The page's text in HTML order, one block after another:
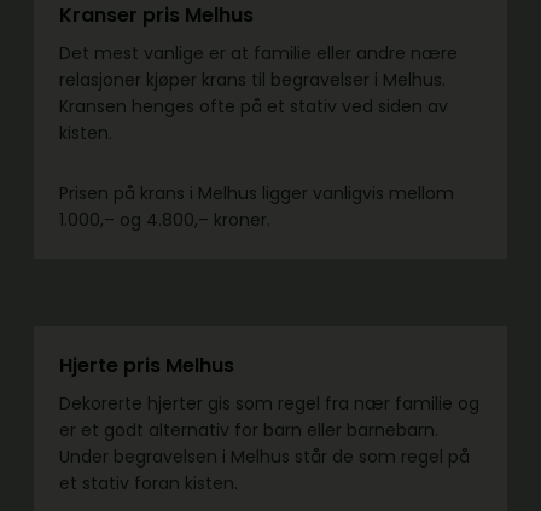
Kranser pris Melhus
Det mest vanlige er at familie eller andre nære
relasjoner kjøper krans til begravelser i Melhus.
Kransen henges ofte på et stativ ved siden av
kisten.
Prisen på krans i Melhus ligger vanligvis mellom
1.000,– og 4.800,– kroner.
Hjerte pris Melhus
Dekorerte hjerter gis som regel fra nær familie og
er et godt alternativ for barn eller barnebarn.
Under begravelsen i Melhus står de som regel på
et stativ foran kisten.